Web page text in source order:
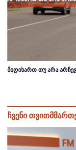
მიდიხართ თუ არა
ჩვენი